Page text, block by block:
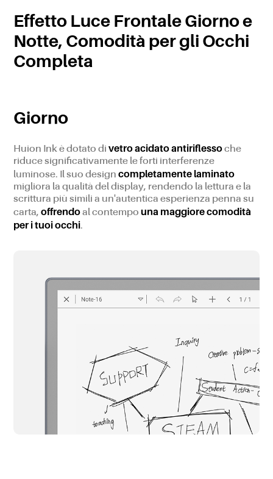
Effetto Luce Frontale Giorno e
Notte, Comodità per gli Occhi
Completa
Giorno
Huion Ink è dotato divetro acidato antiriflessoche
riduce significativamente le forti interferenze
luminose. Il suo designcompletamente laminato
migliora la qualità del display, rendendo la lettura e la
scrittura più simili a un'autentica esperienza penna su
carta,offrendoal contempouna maggiore comodità
per i tuoi occhi.